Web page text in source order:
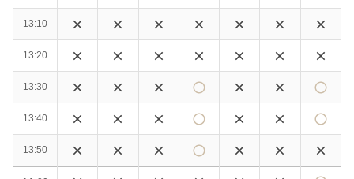
13:10
13:20
13:30
13:40
13:50